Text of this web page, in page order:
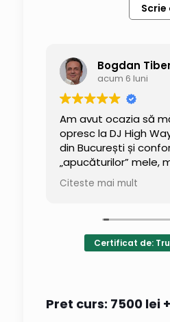
Scrie
Bogdan
acum 6 luni
Am avut ocazia să
opresc la DJ High
din București și
„apucăturilor” mele,
am băgat nasul peste
tot și am tras și un mic
întâmplă pe acolo.
traineri foarte bine
extrem de practice
îl recomand oricui
Citeste mai mult
Certificat de:
Pret curs: 7500 lei